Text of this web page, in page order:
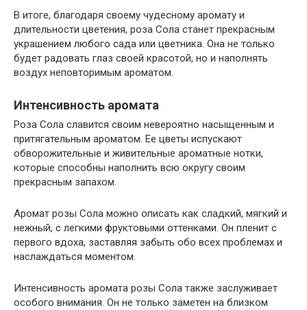
В итоге, благодаря своему чудесному аромату и
длительности цветения, роза Сола станет прекрасным
украшением любого сада или цветника. Она не только
будет радовать глаз своей красотой, но и наполнять
воздух неповторимым ароматом.
Интенсивность аромата
Роза Сола славится своим невероятно насыщенным и
притягательным ароматом. Ее цветы испускают
обворожительные и живительные ароматные нотки,
которые способны наполнить всю округу своим
прекрасным запахом.
Аромат розы Сола можно описать как сладкий, мягкий и
нежный, с легкими фруктовыми оттенками. Он пленит с
первого вдоха, заставляя забыть обо всех проблемах и
наслаждаться моментом.
Интенсивность аромата розы Сола также заслуживает
особого внимания. Он не только заметен на близком